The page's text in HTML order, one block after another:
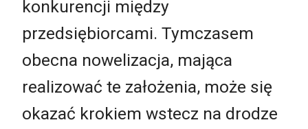
konkurencji między
przedsiębiorcami. Tymczasem
obecna nowelizacja, mająca
realizować te założenia, może się
okazać krokiem wstecz na drodze